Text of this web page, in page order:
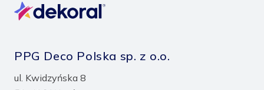
PPG Deco Polska sp. z o.o.
ul. Kwidzyńska 8